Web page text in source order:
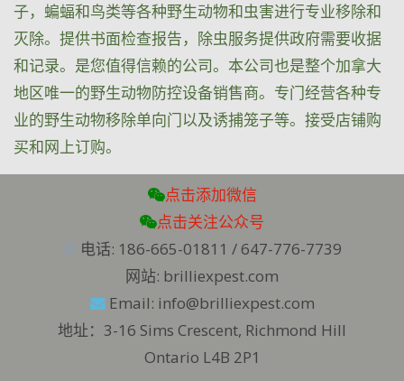
子，蝙蝠和鸟类等各种野生动物和虫害进行专业移除和
灭除。提供书面检查报告，除虫服务提供政府需要收据
和记录。是您值得信赖的公司。本公司也是整个加拿大
地区唯一的野生动物防控设备销售商。专门经营各种专
业的野生动物移除单向门以及诱捕笼子等。接受店铺购
买和网上订购。
点击添加微信
点击关注公众号
电话: 186-665-01811 / 647-776-7739
网站: brilliexpest.com
Email: info@brilliexpest.com
地址：3-16 Sims Crescent, Richmond Hill
Ontario L4B 2P1